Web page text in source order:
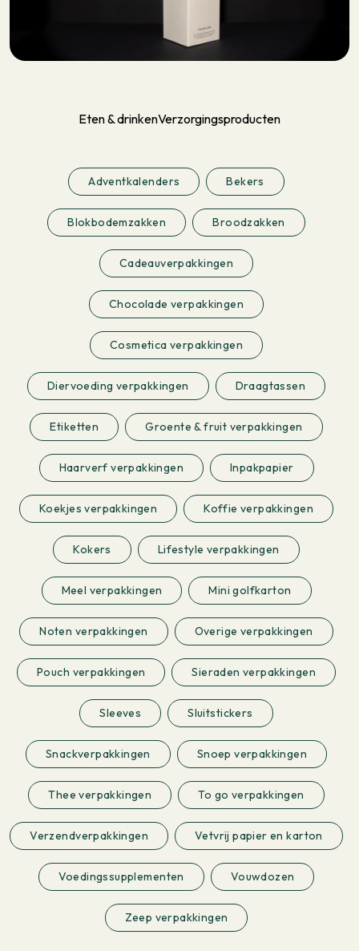
Eten & drinkenVerzorgingsproducten
Adventkalenders Bekers
Blokbodemzakken Broodzakken
Cadeauverpakkingen
Chocolade verpakkingen
Cosmetica verpakkingen
Diervoeding verpakkingen Draagtassen
Etiketten Groente & fruit verpakkingen
Haarverf verpakkingen Inpakpapier
Koekjes verpakkingen Koffie verpakkingen
Kokers Lifestyle verpakkingen
Meel verpakkingen Mini golfkarton
Noten verpakkingen Overige verpakkingen
Pouch verpakkingen Sieraden verpakkingen
Sleeves Sluitstickers
Snackverpakkingen Snoep verpakkingen
Thee verpakkingen To go verpakkingen
Verzendverpakkingen Vetvrij papier en karton
Voedingssupplementen Vouwdozen
Zeep verpakkingen